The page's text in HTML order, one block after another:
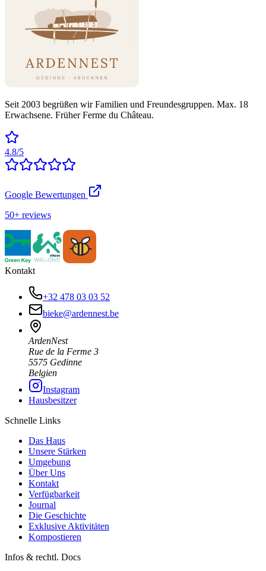
Seit 2003 begrüßen wir Familien und Freundesgruppen. Max. 18
Erwachsene. Früher Ferme du Château.
4.8/5
Google Bewertungen
50+ reviews
Kontakt
+32 478 03 03 52
bieke@ardennest.be
ArdenNest
Rue de la Ferme 3
5575 Gedinne
Belgien
Instagram
Hausbesitzer
Schnelle Links
Das Haus
Unsere Stärken
Umgebung
Über Uns
Kontakt
Verfügbarkeit
Journal
Die Geschichte
Exklusive Aktivitäten
Kompostieren
Infos & rechtl. Docs